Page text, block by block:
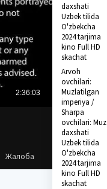
Жалоба
Arvoh
ovchilari:
Muzlatilgan
imperiya /
Sharpa
ovchilari: Muz
daxshati
Uzbek tilida
O'zbekcha
2024 tarjima
kino Full HD
skachat